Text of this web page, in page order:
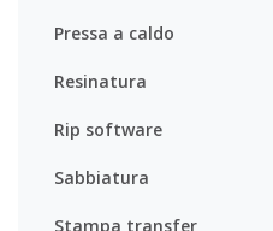
Pressa a caldo
Resinatura
Rip software
Sabbiatura
Stampa transfer